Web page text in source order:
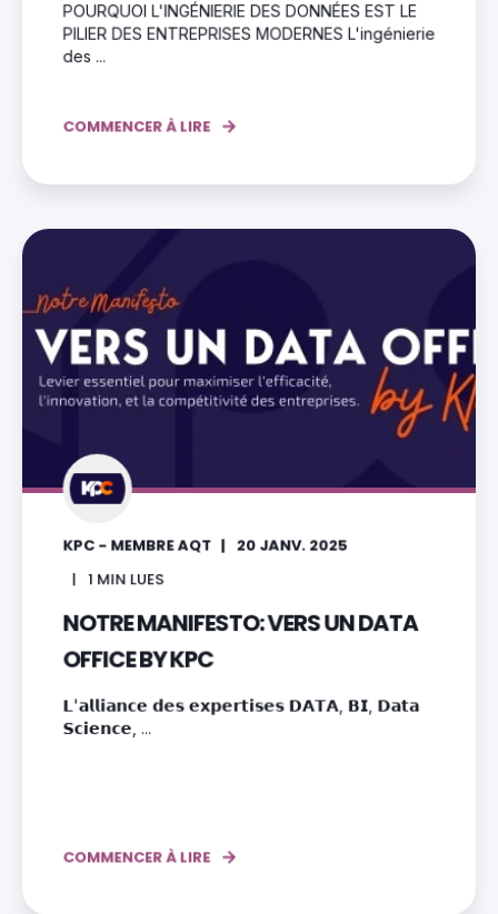
POURQUOI L'INGÉNIERIE DES DONNÉES EST LE
PILIER DES ENTREPRISES MODERNES L'ingénierie
des ...
COMMENCER À LIRE
KPC - MEMBRE AQT
20 JANV. 2025
1 MIN LUES
NOTRE MANIFESTO: VERS UN DATA
OFFICE BY KPC
𝗟'𝗮𝗹𝗹𝗶𝗮𝗻𝗰𝗲 𝗱𝗲𝘀 𝗲𝘅𝗽𝗲𝗿𝘁𝗶𝘀𝗲𝘀 𝗗𝗔𝗧𝗔, 𝗕𝗜, 𝗗𝗮𝘁𝗮
𝗦𝗰𝗶𝗲𝗻𝗰𝗲, ...
COMMENCER À LIRE